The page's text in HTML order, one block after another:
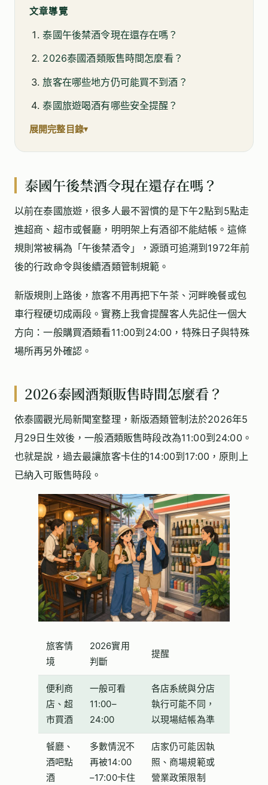
文章導覽
泰國午後禁酒令現在還存在嗎？
2026泰國酒類販售時間怎麼看？
旅客在哪些地方仍可能買不到酒？
泰國旅遊喝酒有哪些安全提醒？
展開完整目錄
泰國午後禁酒令現在還存在嗎？
以前在泰國旅遊，很多人最不習慣的是下午2點到5點走
進超商、超市或餐廳，明明架上有酒卻不能結帳。這條
規則常被稱為「午後禁酒令」，源頭可追溯到1972年前
後的行政命令與後續酒類管制規範。
新版規則上路後，旅客不用再把下午茶、河畔晚餐或包
車行程硬切成兩段。實務上我會提醒客人先記住一個大
方向：一般購買酒類看11:00到24:00，特殊日子與特殊
場所再另外確認。
2026泰國酒類販售時間怎麼看？
依泰國觀光局新聞室整理，新版酒類管制法於2026年5
月29日生效後，一般酒類販售時段改為11:00到24:00。
也就是說，過去最讓旅客卡住的14:00到17:00，原則上
已納入可販售時段。
旅客情
境
2026實用
判斷
提醒
便利商
店、超
市買酒
一般可看
11:00–
24:00
各店系統與分店
執行可能不同，
以現場結帳為準
餐廳、
酒吧點
酒
多數情況不
再被14:00
–17:00卡住
店家仍可能因執
照、商場規範或
營業政策限制